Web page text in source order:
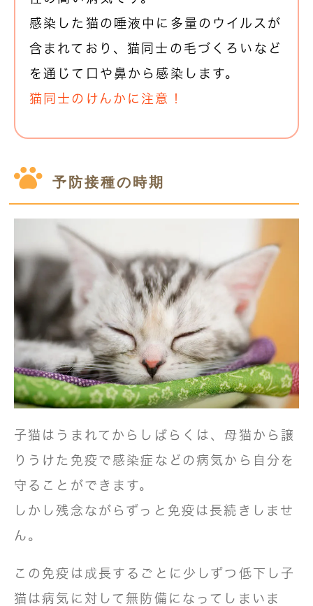
感染した猫の唾液中に多量のウイルスが
含まれており、猫同士の毛づくろいなど
を通じて口や鼻から感染します。
猫同士のけんかに注意！
予防接種の時期
子猫はうまれてからしばらくは、母猫から譲
りうけた免疫で感染症などの病気から自分を
守ることができます。
しかし残念ながらずっと免疫は長続きしませ
ん。
この免疫は成長するごとに少しずつ低下し子
猫は病気に対して無防備になってしまいま